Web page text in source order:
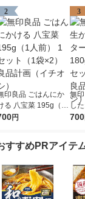
2
印良品 ごはんにか
る 八宝菜 195g（1
前） 1セット（1袋×
円
3
無
し
キ
700
すすめPRアイテ